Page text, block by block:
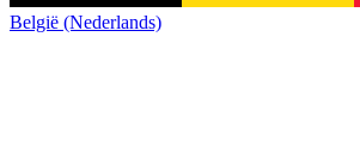
België (Nederlands)